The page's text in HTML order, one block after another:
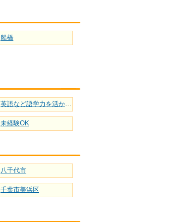
船橋
英語など語学力を活かせる
未経験OK
八千代市
千葉市美浜区